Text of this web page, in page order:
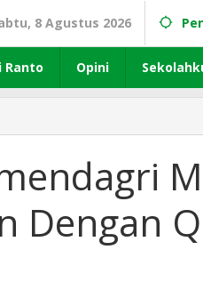
8 Agustus 2026
Ranto Opini
Dengan